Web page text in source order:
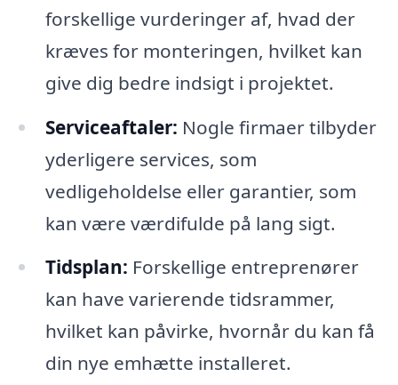
forskellige vurderinger af, hvad der
kræves for monteringen, hvilket kan
give dig bedre indsigt i projektet.
Serviceaftaler: Nogle firmaer tilbyder
yderligere services, som
vedligeholdelse eller garantier, som
kan være værdifulde på lang sigt.
Tidsplan: Forskellige entreprenører
kan have varierende tidsrammer,
hvilket kan påvirke, hvornår du kan få
din nye emhætte installeret.